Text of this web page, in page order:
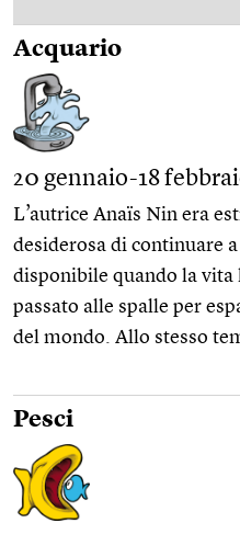
Acquario
20 gennaio-18
L’autrice Anaïs Nin era
desiderosa di continuare
disponibile quando la vita
passato alle spalle per
del mondo. Allo stesso
Pesci